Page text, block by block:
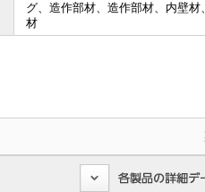
グ、造作部材、造作部材、内壁材
材